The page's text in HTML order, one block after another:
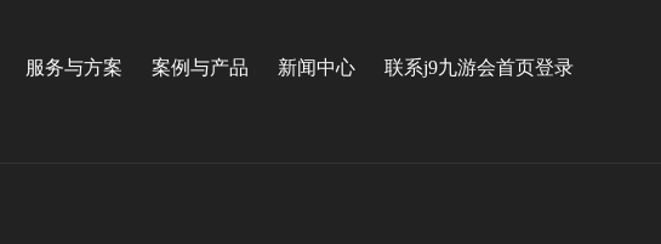
服务与方案 案例与产品 新闻中心 联系j9九游会首页登录